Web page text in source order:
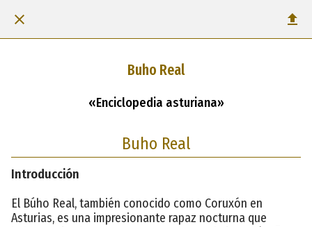
Buho Real
«Enciclopedia asturiana»
Buho Real
Introducción
El Búho Real, también conocido como Coruxón en
Asturias, es una impresionante rapaz nocturna que